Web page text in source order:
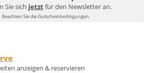
Sie sich jetztfür den Newsletter an.
Beachten Sie die Gutscheinbedingungen.
anzeigen & reservieren